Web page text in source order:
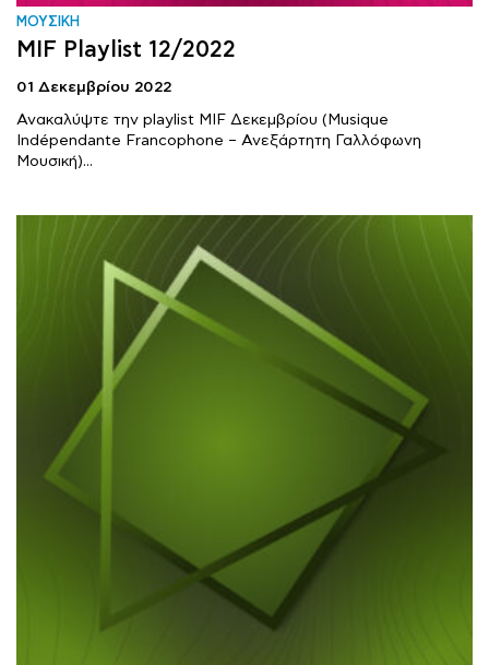
ΜΟΥΣΙΚΗ
MIF Playlist 12/2022
01 Δεκεμβρίου 2022
Ανακαλύψτε την playlist MIF Δεκεμβρίου (Musique
Indépendante Francophone – Ανεξάρτητη Γαλλόφωνη
Μουσική)...